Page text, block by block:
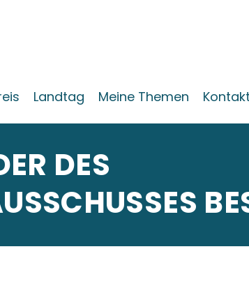
Landtag Meine Themen Kontakt
DES